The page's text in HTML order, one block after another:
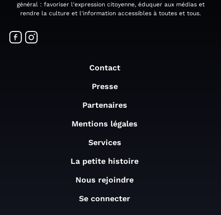
général : favoriser l'expression citoyenne, éduquer aux médias et
rendre la culture et l'information accessibles à toutes et tous.
Contact
Presse
Partenaires
Mentions légales
Services
La petite histoire
Nous rejoindre
Se connecter